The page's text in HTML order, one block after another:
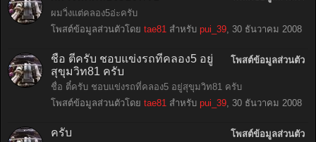
ผมวิ่งแต่คลอง5อ่ะครับ
โพสต์ข้อมูลส่วนตัวโดย tae81 สำหรับ pui_39, 30 ธันวาคม 2008
โพสต์ข้อมูลส่วนตัว
ชื่อ ตี๋ครับ ชอบแข่งรถที่คลอง5 อยู่
สุขุมวิท81 ครับ
ชื่อ ตี๋ครับ ชอบแข่งรถที่คลอง5 อยู่สุขุมวิท81 ครับ
โพสต์ข้อมูลส่วนตัวโดย tae81 สำหรับ pui_39, 30 ธันวาคม 2008
โพสต์ข้อมูลส่วนตัว
ครับ